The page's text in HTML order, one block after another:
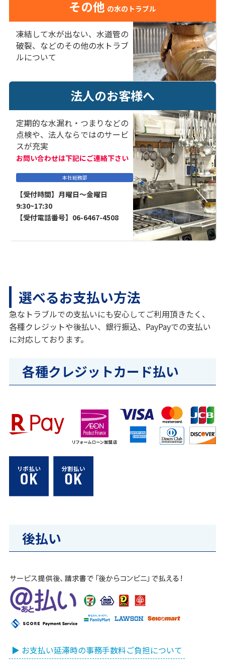
その他 の水のトラブル
凍結して水が出ない、水道管の
破裂、などのその他の水トラブ
ルについて
法人のお客様へ
定期的な水漏れ・つまりなどの
点検や、法人ならではのサービ
スが充実
お問い合わせは下記にご連絡下さい
本社総務部
【受付時間】月曜日～金曜日
9:30~17:30
【受付電話番号】06-6467-4508
選べるお支払い方法
急なトラブルでの支払いにも安心してご利用頂きたく、
各種クレジットや後払い、銀行振込、PayPayでの支払い
に対応しております。
各種クレジットカード払い
後払い
▶ お支払い延滞時の事務手数料ご負担について